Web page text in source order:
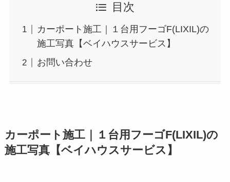
目次
カーポート施工｜１台用フーゴF(LIXIL)の
施工写真【ベイハウスサービス】
お問い合わせ
カーポート施工｜１台用フーゴF(LIXIL)の
施工写真【ベイハウスサービス】